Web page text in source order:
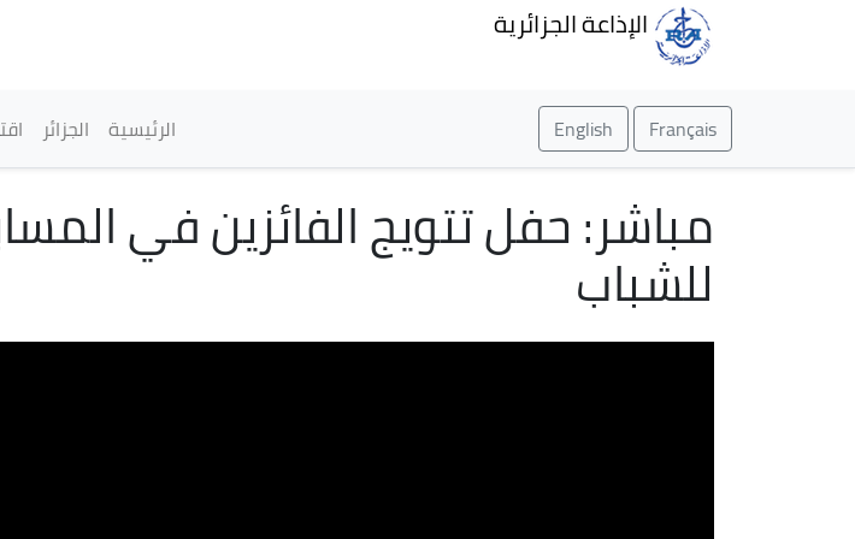
الإذاعة الجزائرية
Français
English القائمة
الرئيسية الجزائر
مباشر: حفل تتويج الفائزين في
للشباب